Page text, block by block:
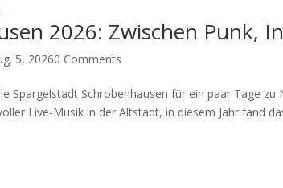
2026: Zwischen Punk,
5, 20260 Comments
Spargelstadt Schrobenhausen für ein paar Tage
Live-Musik in der Altstadt, in diesem Jahr fand